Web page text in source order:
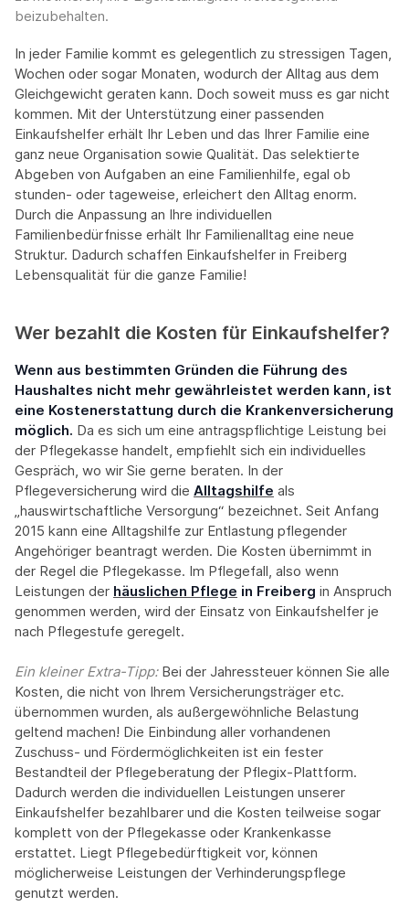
beizubehalten.
In jeder Familie kommt es gelegentlich zu stressigen Tagen,
Wochen oder sogar Monaten, wodurch der Alltag aus dem
Gleichgewicht geraten kann. Doch soweit muss es gar nicht
kommen. Mit der Unterstützung einer passenden
Einkaufshelfer erhält Ihr Leben und das Ihrer Familie eine
ganz neue Organisation sowie Qualität. Das selektierte
Abgeben von Aufgaben an eine Familienhilfe, egal ob
stunden- oder tageweise, erleichert den Alltag enorm.
Durch die Anpassung an Ihre individuellen
Familienbedürfnisse erhält Ihr Familienalltag eine neue
Struktur. Dadurch schaffen Einkaufshelfer in Freiberg
Lebensqualität für die ganze Familie!
Wer bezahlt die Kosten für Einkaufshelfer?
Wenn aus bestimmten Gründen die Führung des
Haushaltes nicht mehr gewährleistet werden kann, ist
eine Kostenerstattung durch die Krankenversicherung
möglich. Da es sich um eine antragspflichtige Leistung bei
der Pflegekasse handelt, empfiehlt sich ein individuelles
Gespräch, wo wir Sie gerne beraten. In der
Pflegeversicherung wird die Alltagshilfe als
„hauswirtschaftliche Versorgung“ bezeichnet. Seit Anfang
2015 kann eine Alltagshilfe zur Entlastung pflegender
Angehöriger beantragt werden. Die Kosten übernimmt in
der Regel die Pflegekasse. Im Pflegefall, also wenn
Leistungen der häuslichen Pflege in Freiberg in Anspruch
genommen werden, wird der Einsatz von Einkaufshelfer je
nach Pflegestufe geregelt.
Ein kleiner Extra-Tipp:‍ Bei der Jahressteuer können Sie alle
Kosten, die nicht von Ihrem Versicherungsträger etc.
übernommen wurden, als außergewöhnliche Belastung
geltend machen! Die Einbindung aller vorhandenen
Zuschuss- und Fördermöglichkeiten ist ein fester
Bestandteil der Pflegeberatung der Pflegix-Plattform.
Dadurch werden die individuellen Leistungen unserer
Einkaufshelfer bezahlbarer und die Kosten teilweise sogar
komplett von der Pflegekasse oder Krankenkasse
erstattet. Liegt Pflegebedürftigkeit vor, können
möglicherweise Leistungen der Verhinderungspflege
genutzt werden.